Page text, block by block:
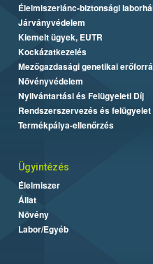
Élelmiszerlánc-biztonsági
Járványvédelem
Kiemelt ügyek, EUTR
Kockázatkezelés
Mezőgazdasági genetikai
Növényvédelem
Nyilvántartási és Felügyeleti Díj
Rendszerszervezés és felügyelet
Termékpálya-ellenőrzés
Ügyintézés
Élelmiszer
Állat
Növény
Labor/Egyéb